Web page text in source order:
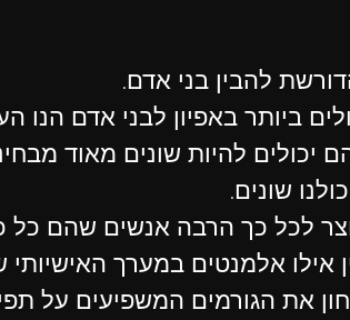
להבין בני אדם.
ביותר באפיון לבני אדם הנו
יכולים להיות שונים מאוד
שונים.
לכל כך הרבה אנשים שהם כל
אילו אלמנטים במערך
את הגורמים המשפיעים על